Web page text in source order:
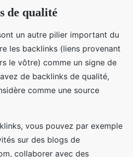
de qualité
un autre pilier important du
les backlinks (liens provenant
le vôtre) comme un signe de
de backlinks de qualité,
comme une source
vous pouvez par exemple
sur des blogs de
collaborer avec des